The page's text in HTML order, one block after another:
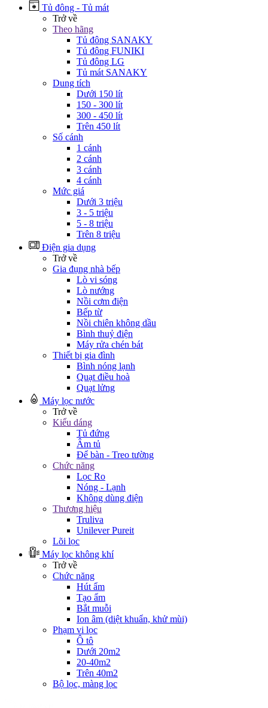
Tủ đông - Tủ mát
Trở về
Theo hãng
Tủ đông SANAKY
Tủ đông FUNIKI
Tủ đông LG
Tủ mát SANAKY
Dung tích
Dưới 150 lít
150 - 300 lít
300 - 450 lít
Trên 450 lít
Số cánh
1 cánh
2 cánh
3 cánh
4 cánh
Mức giá
Dưới 3 triệu
3 - 5 triệu
5 - 8 triệu
Trên 8 triệu
Điện gia dụng
Trở về
Gia đụng nhà bếp
Lò vi sóng
Lò nướng
Nồi cơm điện
Bếp từ
Nồi chiên không dầu
Bình thuỷ điện
Máy rửa chén bát
Thiết bị gia đình
Bình nóng lạnh
Quạt điều hoà
Quạt lửng
Máy lọc nước
Trở về
Kiểu dáng
Tủ đứng
Âm tủ
Để bàn - Treo tường
Chức năng
Lọc Ro
Nóng - Lạnh
Không dùng điện
Thương hiệu
Truliva
Unilever Pureit
Lõi lọc
Máy lọc không khí
Trở về
Chức năng
Hút ẩm
Tạo ẩm
Bắt muỗi
Ion âm (diệt khuẩn, khử mùi)
Phạm vi lọc
Ô tô
Dưới 20m2
20-40m2
Trên 40m2
Bộ lọc, màng lọc